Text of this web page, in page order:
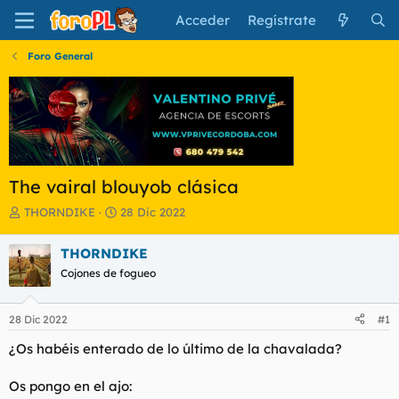
Acceder Regístrate
Foro General
The vairal blouyob clásica
I
i
c
i
a
d
o
d
l
THORNDIKE
F
h
a
e
i
i
28 Dic 2022
THORNDIKE
Cojones de fogueo
28 Dic 2022 #1
¿Os habéis enterado de lo último de la chavalada?
Os pongo en el ajo: